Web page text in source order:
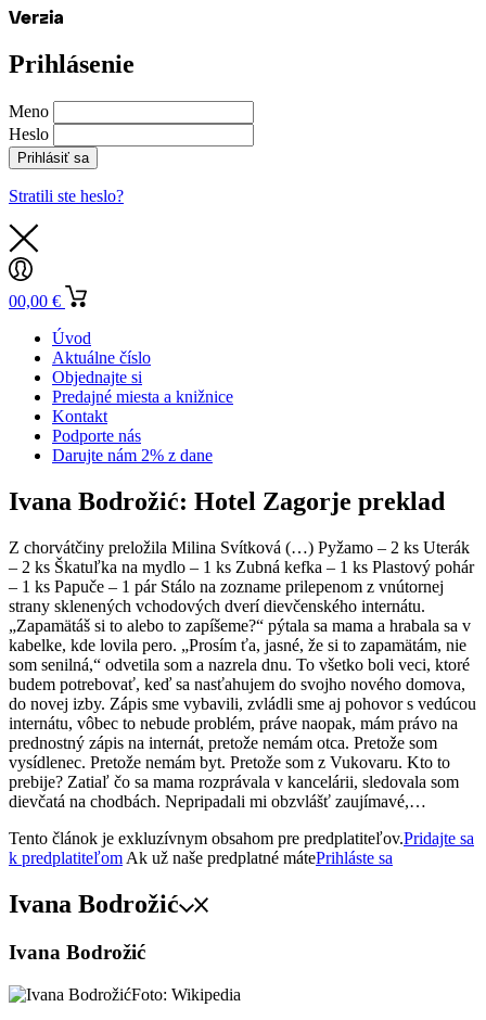
Prihlásenie
Meno
Heslo
Prihlásiť sa
Stratili ste heslo?
00,00 €
Úvod
Aktuálne číslo
Objednajte si
Predajné miesta a knižnice
Kontakt
Podporte nás
Darujte nám 2% z dane
Ivana Bodrožić: Hotel Zagorje preklad
Z chorvátčiny preložila Milina Svítková (…) Pyžamo – 2 ks Uterák
– 2 ks Škatuľka na mydlo – 1 ks Zubná kefka – 1 ks Plastový pohár
– 1 ks Papuče – 1 pár Stálo na zozname prilepenom z vnútornej
strany sklenených vchodových dverí dievčenského internátu.
„Zapamätáš si to alebo to zapíšeme?“ pýtala sa mama a hrabala sa v
kabelke, kde lovila pero. „Prosím ťa, jasné, že si to zapamätám, nie
som senilná,“ odvetila som a nazrela dnu. To všetko boli veci, ktoré
budem potrebovať, keď sa nasťahujem do svojho nového domova,
do novej izby. Zápis sme vybavili, zvládli sme aj pohovor s vedúcou
internátu, vôbec to nebude problém, práve naopak, mám právo na
prednostný zápis na internát, pretože nemám otca. Pretože som
vysídlenec. Pretože nemám byt. Pretože som z Vukovaru. Kto to
prebije? Zatiaľ čo sa mama rozprávala v kancelárii, sledovala som
dievčatá na chodbách. Nepripadali mi obzvlášť zaujímavé,…
Tento článok je exkluzívnym obsahom pre predplatiteľov.Pridajte sa
k predplatiteľom Ak už naše predplatné mátePrihláste sa
Ivana Bodrožić
Ivana Bodrožić
Foto: Wikipedia